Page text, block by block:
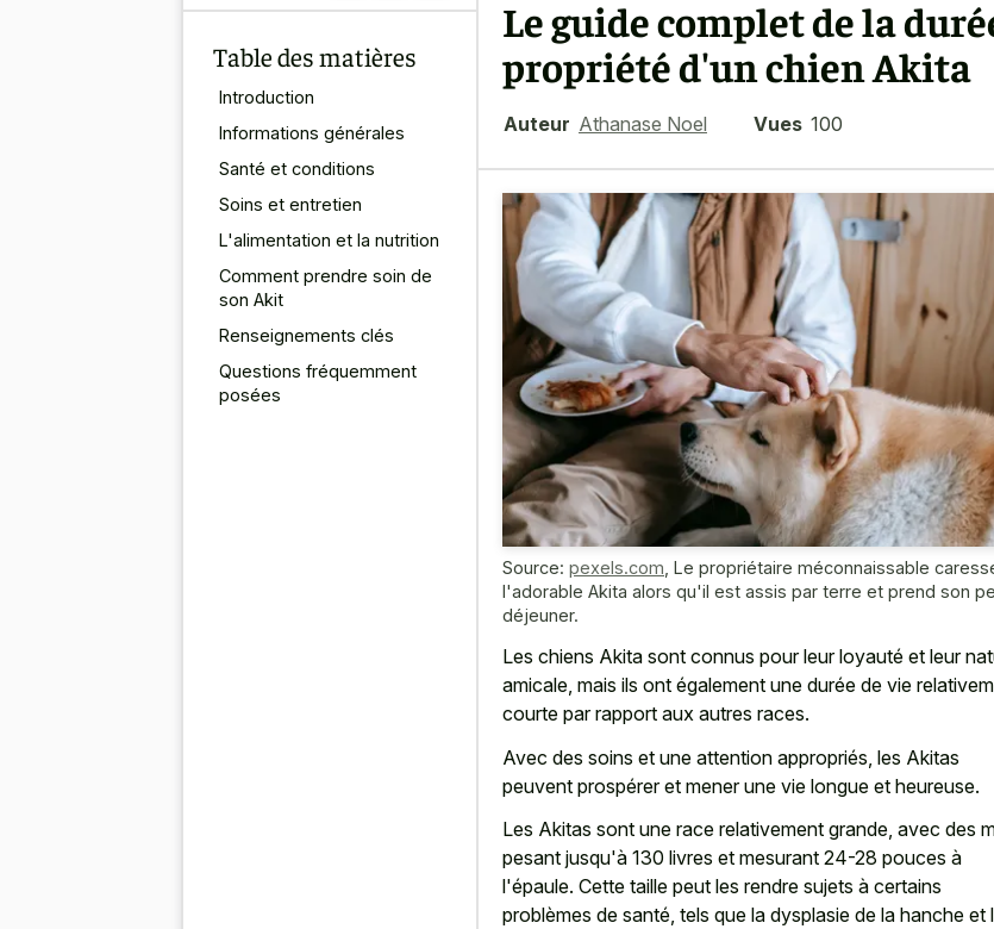
Table des matières
Introduction
Informations générales
Santé et conditions
Soins et entretien
L'alimentation et la nutrition
Comment prendre soin de
son Akit
Renseignements clés
Questions fréquemment
posées
Le guide complet de la
propriété d'un chien Akita
Auteur Athanase Noel Vues 100
Source: pexels.com Le propriétaire méconnaissable
l'adorable Akita alors qu'il est assis par terre et prend son
déjeuner.
Les chiens Akita sont connus pour leur loyauté et leur
amicale, mais ils ont également une durée de vie
courte par rapport aux autres races.
Avec des soins et une attention appropriés, les Akitas
peuvent prospérer et mener une vie longue et heureuse.
Les Akitas sont une race relativement grande, avec des
pesant jusqu'à 130 livres et mesurant 24-28 pouces à
l'épaule. Cette taille peut les rendre sujets à certains
problèmes de santé, tels que la dysplasie de la hanche et